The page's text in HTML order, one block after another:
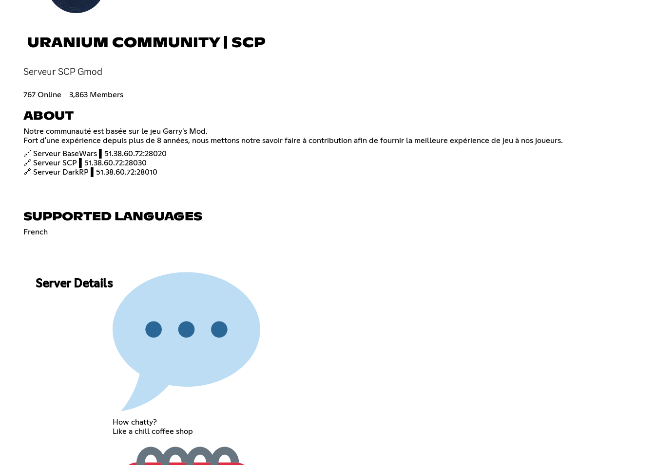
URANIUM COMMUNITY | SCP
Serveur SCP Gmod
767 Online 3,863 Members
ABOUT
Notre communauté est basée sur le jeu Garry's Mod.
Fort d'une expérience depuis plus de 8 années, nous mettons notre savoir faire à contribution afin de fournir la meilleure expérience de jeu à nos joueurs.
🔗 Serveur BaseWars ▌51.38.60.72:28020
🔗 Serveur SCP ▌51.38.60.72:28030
🔗 Serveur DarkRP ▌51.38.60.72:28010
SUPPORTED LANGUAGES
French
Server Details
How chatty?
Like a chill coffee shop